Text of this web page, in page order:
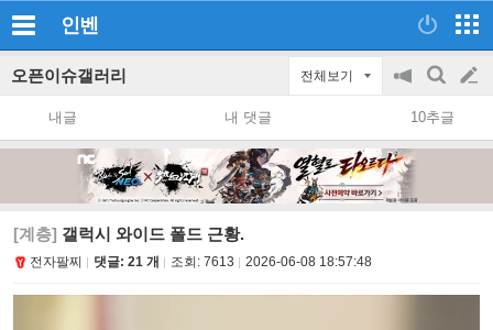
인벤
오픈이슈갤러리 전체보기
공
지
on/off
검
색
글
쓰
내글 내 댓글 10추글
[계층] 갤럭시 와이드 폴드 근황.
전자팔찌 댓글: 21 개 조회: 7613 2026-06-08 18:57:48